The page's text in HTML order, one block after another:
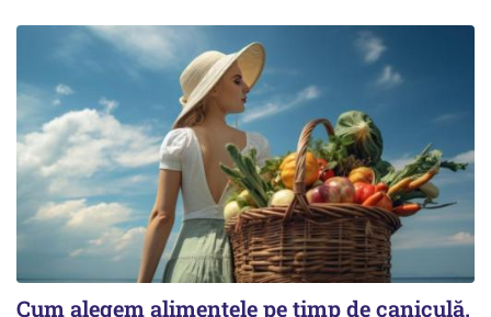
Cum alegem alimentele pe timp de caniculă.